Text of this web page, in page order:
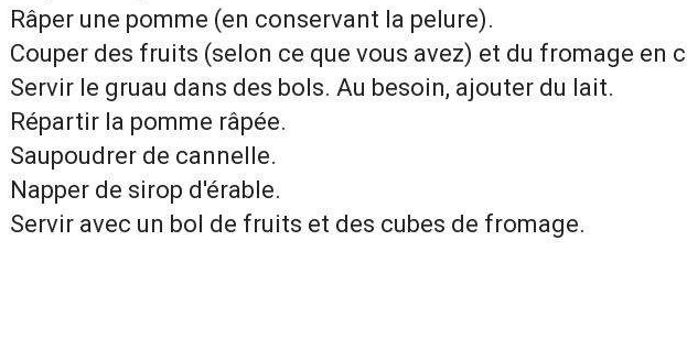
Râper une pomme (en conservant la pelure).
Couper des fruits (selon ce que vous avez) et du fromage en
Servir le gruau dans des bols. Au besoin, ajouter du lait.
Répartir la pomme râpée.
Saupoudrer de cannelle.
Napper de sirop d'érable.
Servir avec un bol de fruits et des cubes de fromage.